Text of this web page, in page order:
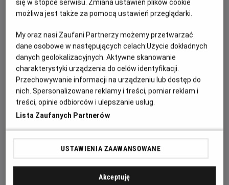
się pojechać do miejscowości, gdzie przed wojną mieszkali
przechowywana przez polskich sąsiadów, ale Wanda
podejrzewa, że zostali przez niego zabici. W ich rodzinnym
domu mieszka teraz syn sąsiada, Feliks. Wandzie udaje się
wydobyć od niego informacje o ojcu. Kobiety odnajdują
mężczyznę w szpitalu. Wanda przepytuje go, ale załamuje
się przy pytaniu o małego chłopca, imieniem Tadzio. Anna
domyśla się, że chodzi o chłopca ze zdjęcia i że jest on
synem Wandy...
się w stopce serwisu. Zmiana ustawień plików cookie
możliwa jest także za pomocą ustawień przeglądarki.
My oraz nasi Zaufani Partnerzy możemy przetwarzać
dane osobowe w następujących celach:Użycie dokładnych
danych geolokalizacyjnych. Aktywne skanowanie
charakterystyki urządzenia do celów identyfikacji.
Przechowywanie informacji na urządzeniu lub dostęp do
nich. Spersonalizowane reklamy i treści, pomiar reklam i
treści, opinie odbiorców i ulepszanie usług.
Lista Zaufanych Partnerów
USTAWIENIA ZAAWANSOWANE
Akceptuję